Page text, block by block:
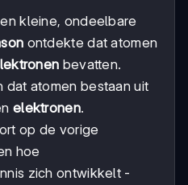
kleine, ondeelbare
ontdekte dat atomen
bevatten.
dat atomen bestaan uit
elektronen.
op de vorige
hoe
zich ontwikkelt -